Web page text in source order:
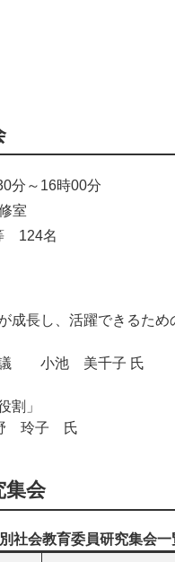
分～16時00分
室
124名
長し、活躍できるため
議 小池 美千子 氏
」
玲子 氏
集会
社会教育委員研究集会一